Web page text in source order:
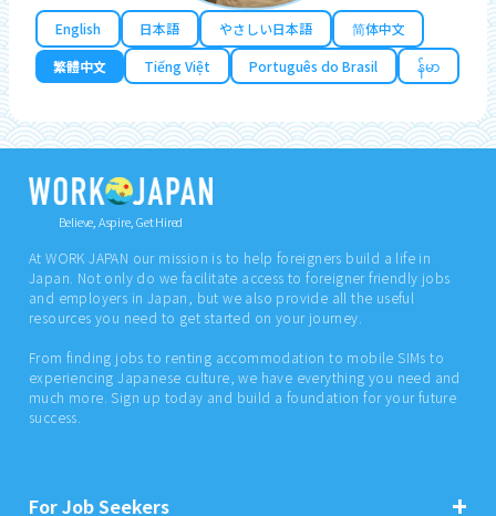
English 日本語 やさしい日本語
简体中文
繁體中文
Tiếng Việt Português do Brasil န်မာ
Believe, Aspire, Get Hired
At WORK JAPAN our mission is to help foreigners build a life in
Japan. Not only do we facilitate access to foreigner friendly jobs
and employers in Japan, but we also provide all the useful
resources you need to get started on your journey.
From finding jobs to renting accommodation to mobile SIMs to
experiencing Japanese culture, we have everything you need and
much more. Sign up today and build a foundation for your future
success.
For Job Seekers